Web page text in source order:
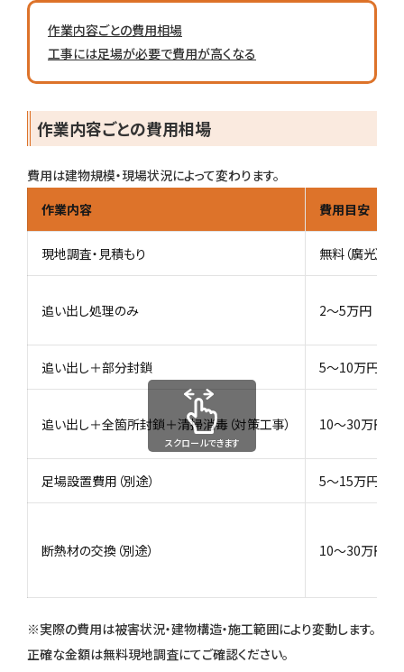
作業内容ごとの費用相場
工事には足場が必要で費用が高くなる
作業内容ごとの費用相場
費用は建物規模・現場状況によって変わります。
作業内容
費用目安
現地調査・見積もり 無料（廣光）
追い出し処理のみ 2〜5万円
追い出し＋部分封鎖 5〜10万円
追い出し＋全箇所封鎖＋清掃消毒（対策工事） 10〜30万円
足場設置費用（別途） 5〜15万円程度
断熱材の交換（別途） 10〜30万円程
スクロールできます
※実際の費用は被害状況・建物構造・施工範囲により変動します。
正確な金額は無料現地調査にてご確認ください。